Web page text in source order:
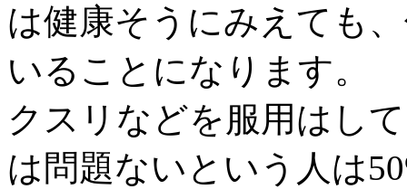
は健康そうにみえても
いることになります。
クスリなどを服用はし
は問題ないという人は